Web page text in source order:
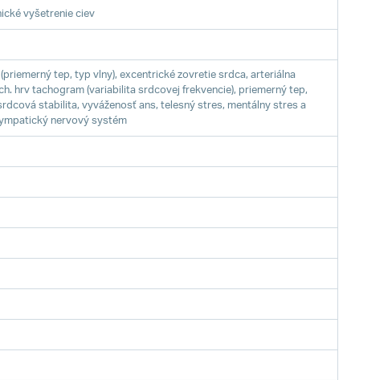
vyšetrenie ciev
tep, typ vlny), excentrické zovretie srdca, arteriálna
hrv tachogram (variabilita srdcovej frekvencie), priemerný tep,
stabilita, vyváženosť ans, telesný stres, mentálny stres a
nervový systém